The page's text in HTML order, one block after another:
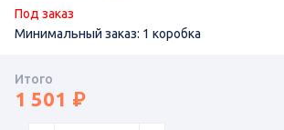
Под заказ
Минимальный заказ: 1 коробка
Итого
1 501